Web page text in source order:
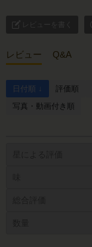
レビューを書く
レビュー Q&A
日付順 ↓ 評価順
写真・動画付き順